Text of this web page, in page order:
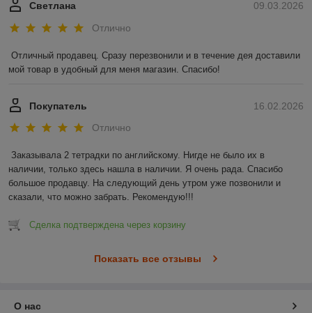
09.03.2026
Светлана
Отлично
Отличный продавец. Сразу перезвонили и в течение дея доставили
мой товар в удобный для меня магазин. Спасибо!
16.02.2026
Покупатель
Отлично
Заказывала 2 тетрадки по английскому. Нигде не было их в
наличии, только здесь нашла в наличии. Я очень рада. Спасибо
большое продавцу. На следующий день утром уже позвонили и
сказали, что можно забрать. Рекомендую!!!
Сделка подтверждена через корзину
Показать все отзывы
О нас